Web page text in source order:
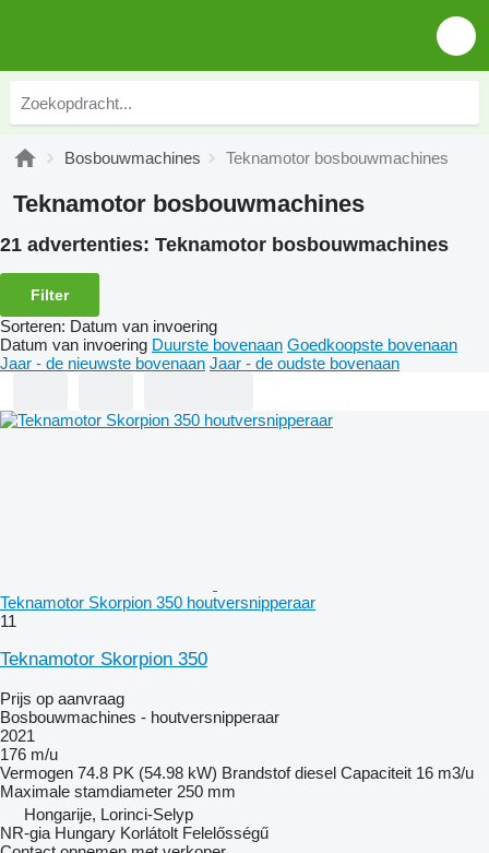
Bosbouwmachines Teknamotor bosbouwmachines
Teknamotor bosbouwmachines
21 advertenties: Teknamotor bosbouwmachines
Filter
Sorteren: Datum van invoering
Datum van invoering Duurste bovenaan Goedkoopste bovenaan
Jaar - de nieuwste bovenaan Jaar - de oudste bovenaan
Teknamotor Skorpion 350 houtversnipperaar
11
Teknamotor Skorpion 350
Prijs op aanvraag
Bosbouwmachines - houtversnipperaar
2021
176 m/u
Vermogen 74.8 PK (54.98 kW) Brandstof diesel Capaciteit 16 m3/u
Maximale stamdiameter 250 mm
Hongarije, Lorinci-Selyp
NR-gia Hungary Korlátolt Felelősségű